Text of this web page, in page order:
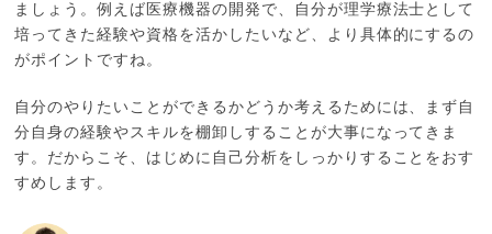
ましょう。例えば医療機器の開発で、自分が理学療法士として
培ってきた経験や資格を活かしたいなど、より具体的にするの
がポイントですね。
自分のやりたいことができるかどうか考えるためには、まず自
分自身の経験やスキルを棚卸しすることが大事になってきま
す。だからこそ、はじめに自己分析をしっかりすることをおす
すめします。